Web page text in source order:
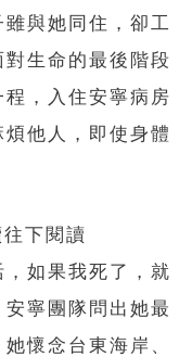
與她同住，卻工
生命的最後階段
，入住安寧病房
他人，即使身體
下閱讀
如果我死了，就
寧團隊問出她最
懷念台東海岸、